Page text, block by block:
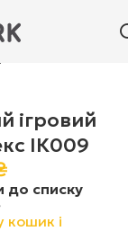
ігровий
ІК009
до списку
кошик і